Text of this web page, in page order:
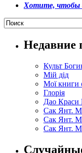
Хотите, чтобы
Недавние
Культ
Мій дід
Мої книги
Глорія
Дао Краси
Сак Янт.
Сак Янт.
Сак Янт.